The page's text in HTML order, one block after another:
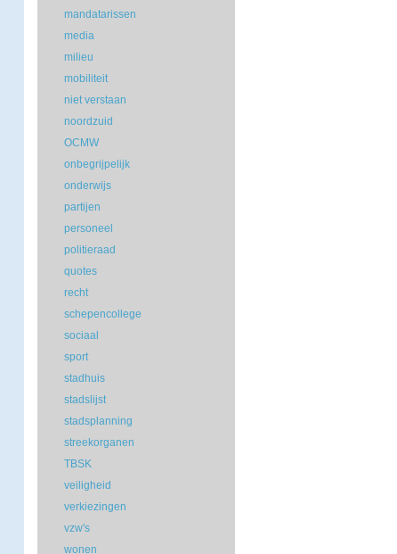
mandatarissen
media
milieu
mobiliteit
niet verstaan
noordzuid
OCMW
onbegrijpelijk
onderwijs
partijen
personeel
politieraad
quotes
recht
schepencollege
sociaal
sport
stadhuis
stadslijst
stadsplanning
streekorganen
TBSK
veiligheid
verkiezingen
vzw's
wonen